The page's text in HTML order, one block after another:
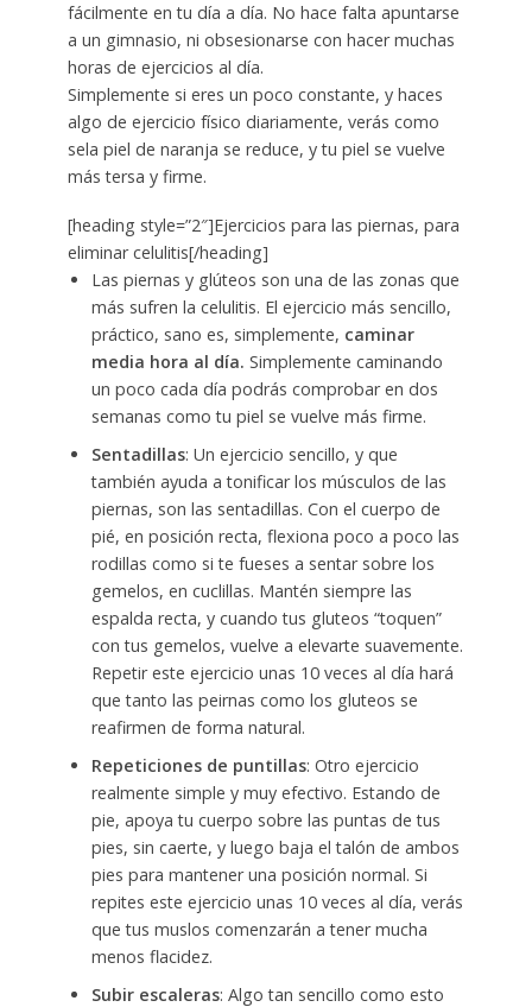
fácilmente en tu día a día. No hace falta apuntarse
a un gimnasio, ni obsesionarse con hacer muchas
horas de ejercicios al día.
Simplemente si eres un poco constante, y haces
algo de ejercicio físico diariamente, verás como
sela piel de naranja se reduce, y tu piel se vuelve
más tersa y firme.
[heading style=”2″]Ejercicios para las piernas, para
eliminar celulitis[/heading]
Las piernas y glúteos son una de las zonas que
más sufren la celulitis. El ejercicio más sencillo,
práctico, sano es, simplemente, caminar
media hora al día. Simplemente caminando
un poco cada día podrás comprobar en dos
semanas como tu piel se vuelve más firme.
Sentadillas: Un ejercicio sencillo, y que
también ayuda a tonificar los músculos de las
piernas, son las sentadillas. Con el cuerpo de
pié, en posición recta, flexiona poco a poco las
rodillas como si te fueses a sentar sobre los
gemelos, en cuclillas. Mantén siempre las
espalda recta, y cuando tus gluteos “toquen”
con tus gemelos, vuelve a elevarte suavemente.
Repetir este ejercicio unas 10 veces al día hará
que tanto las peirnas como los gluteos se
reafirmen de forma natural.
Repeticiones de puntillas: Otro ejercicio
realmente simple y muy efectivo. Estando de
pie, apoya tu cuerpo sobre las puntas de tus
pies, sin caerte, y luego baja el talón de ambos
pies para mantener una posición normal. Si
repites este ejercicio unas 10 veces al día, verás
que tus muslos comenzarán a tener mucha
menos flacidez.
Subir escaleras: Algo tan sencillo como esto